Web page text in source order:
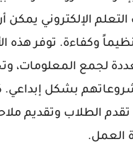
التعلم الإلكتروني يمكن
وكفاءة. توفر هذه
لجمع المعلومات،
بشكل
تقدم الطلاب وتقديم
العمل.